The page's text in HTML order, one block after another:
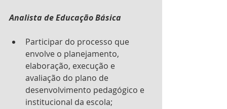
Analista de Educação Básica
Participar do processo que
envolve o planejamento,
elaboração, execução e
avaliação do plano de
desenvolvimento pedagógico e
institucional da escola;